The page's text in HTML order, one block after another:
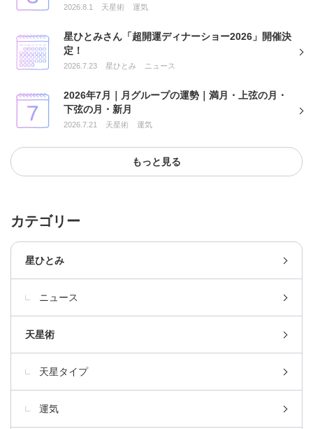
2026.8.1 天星術 運気
星ひとみさん「超開運ディナーショー2026」開催決
定！
2026.7.23 星ひとみ ニュース
2026年7月｜月グループの運勢｜満月・上弦の月・
下弦の月・新月
2026.7.21 天星術 運気
もっと見る
カテゴリー
星ひとみ
ニュース
天星術
天星タイプ
運気